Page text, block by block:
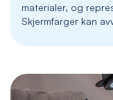
materialer, og
Skjermfarger kan